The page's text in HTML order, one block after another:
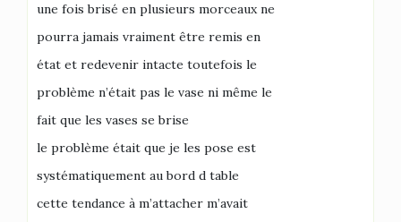
une fois brisé en plusieurs morceaux ne
pourra jamais vraiment être remis en
état et redevenir intacte toutefois le
problème n’était pas le vase ni même le
fait que les vases se brise
le problème était que je les pose est
systématiquement au bord d table
cette tendance à m’attacher m’avait